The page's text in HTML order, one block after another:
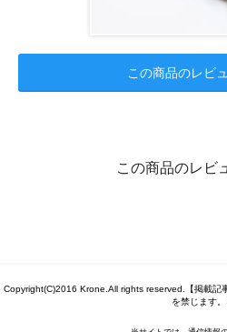
この商品のレビ
この商品のレビ
Copyright(C)2016 Krone.All rights reserved.【掲載記
を禁じます。